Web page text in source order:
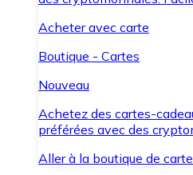
Acheter avec carte
Boutique - Cartes
Nouveau
Achetez des cartes-
préférées avec des
Aller à la boutique de